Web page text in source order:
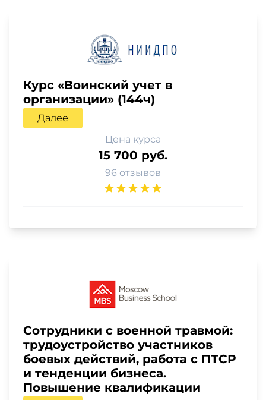
Курс «Воинский учет в
организации» (144ч)
Далее
Цена курса
15 700 руб.
96 отзывов
Сотрудники с военной травмой:
трудоустройство участников
боевых действий, работа с ПТСР
и тенденции бизнеса.
Повышение квалификации